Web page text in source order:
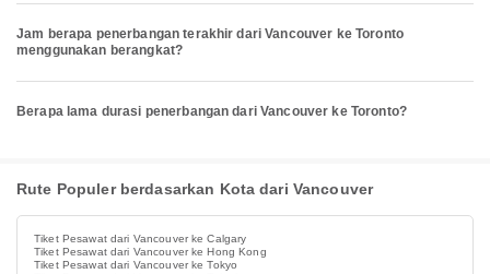
Jam berapa penerbangan terakhir dari Vancouver ke Toronto
menggunakan berangkat?
Berapa lama durasi penerbangan dari Vancouver ke Toronto?
Rute Populer berdasarkan Kota dari Vancouver
Tiket Pesawat dari Vancouver ke Calgary
Tiket Pesawat dari Vancouver ke Hong Kong
Tiket Pesawat dari Vancouver ke Tokyo